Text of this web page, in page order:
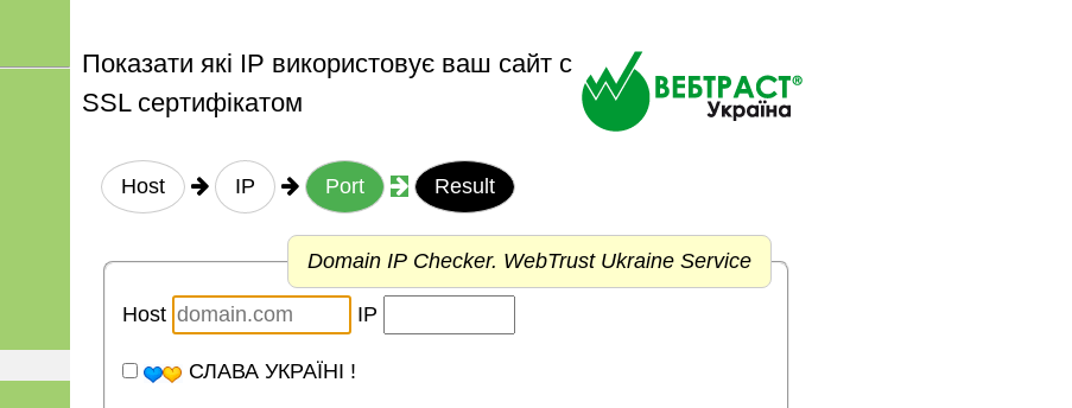
Показати які IP використовує ваш сайт c
SSL сертифікатом
Host IP Port Result
Domain IP Checker. WebTrust Ukraine Service
Host IP
СЛАВА УКРАЇНІ !